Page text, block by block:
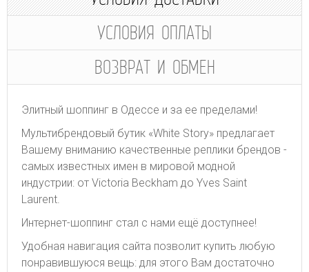
УСЛОВИЯ ОПЛАТЫ
ВОЗВРАТ И ОБМЕН
Элитный шоппинг в Одессе и за ее пределами!
Мультибрендовый бутик «White Story» предлагает
Вашему вниманию качественные реплики брендов -
самых известных имен в мировой модной
индустрии: от Victoria Beckham до Yves Saint
Laurent.
Интернет-шоппинг стал с нами ещё доступнее!
Удобная навигация сайта позволит купить любую
понравившуюся вещь: для этого Вам достаточно